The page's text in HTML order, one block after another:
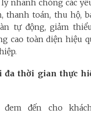
nhanh chóng các
thanh toán, thu hộ,
tự động, giảm
cao toàn diện hiệu
đa thời gian thực
đem đến cho